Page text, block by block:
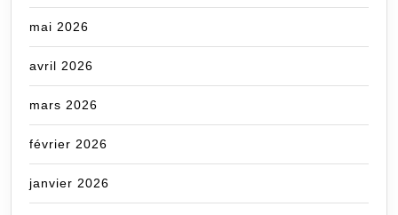
mai 2026
avril 2026
mars 2026
février 2026
janvier 2026